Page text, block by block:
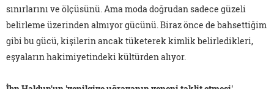
sınırlarını ve ölçüsünü. Ama moda doğrudan sadece güzeli
belirleme üzerinden almıyor gücünü. Biraz önce de bahsettiğim
gibi bu gücü, kişilerin ancak tüketerek kimlik belirledikleri,
eşyaların hakimiyetindeki kültürden alıyor.